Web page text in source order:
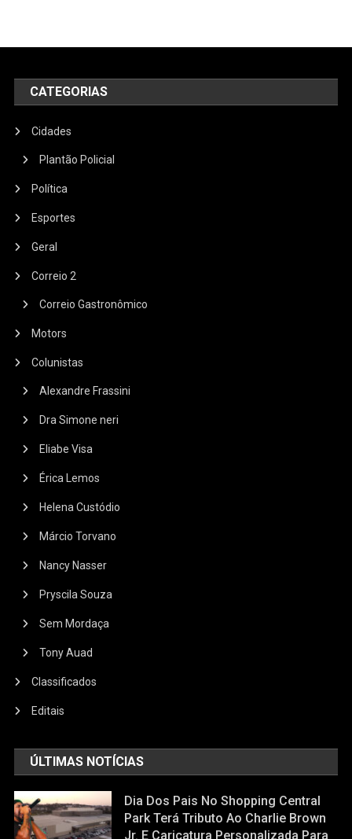
CATEGORIAS
Cidades
Plantão Policial
Política
Esportes
Geral
Correio 2
Correio Gastronômico
Motors
Colunistas
Alexandre Frassini
Dra Simone neri
Eliabe Visa
Érica Lemos
Helena Custódio
Márcio Torvano
Nancy Nasser
Pryscila Souza
Sem Mordaça
Tony Auad
Classificados
Editais
ÚLTIMAS NOTÍCIAS
Dia Dos Pais No Shopping Central
Park Terá Tributo Ao Charlie Brown
Jr. E Caricatura Personalizada Para